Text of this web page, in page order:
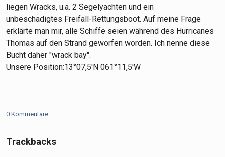
liegen Wracks, u.a. 2 Segelyachten und ein
unbeschädigtes Freifall-Rettungsboot. Auf meine Frage
erklärte man mir, alle Schiffe seien während des Hurricanes
Thomas auf den Strand geworfen worden. Ich nenne diese
Bucht daher "wrack bay".
Unsere Position:13°07,5'N 061°11,5'W
0 Kommentare
Trackbacks